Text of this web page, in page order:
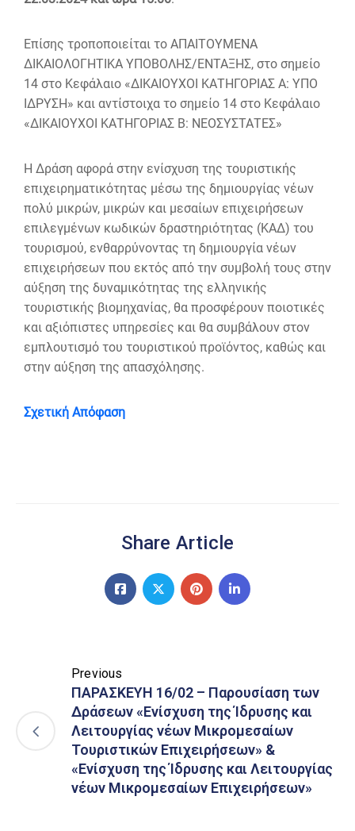
Επίσης τροποποιείται το ΑΠΑΙΤΟΥΜΕΝΑ
ΔΙΚΑΙΟΛΟΓΗΤΙΚΑ ΥΠΟΒΟΛΗΣ/ΕΝΤΑΞΗΣ, στο σημείο
14 στο Κεφάλαιο «ΔΙΚΑΙΟΥΧΟΙ ΚΑΤΗΓΟΡΙΑΣ Α: ΥΠΟ
ΙΔΡΥΣΗ» και αντίστοιχα το σημείο 14 στο Κεφάλαιο
«ΔΙΚΑΙΟΥΧΟΙ ΚΑΤΗΓΟΡΙΑΣ Β: ΝΕΟΣΥΣΤΑΤΕΣ»
Η Δράση αφορά στην ενίσχυση της τουριστικής
επιχειρηματικότητας μέσω της δημιουργίας νέων
πολύ μικρών, μικρών και μεσαίων επιχειρήσεων
επιλεγμένων κωδικών δραστηριότητας (ΚΑΔ) του
τουρισμού, ενθαρρύνοντας τη δημιουργία νέων
επιχειρήσεων που εκτός από την συμβολή τους στην
αύξηση της δυναμικότητας της ελληνικής
τουριστικής βιομηχανίας, θα προσφέρουν ποιοτικές
και αξιόπιστες υπηρεσίες και θα συμβάλουν στον
εμπλουτισμό του τουριστικού προϊόντος, καθώς και
στην αύξηση της απασχόλησης.
Σχετική Απόφαση
Share Article
Previous
ΠΑΡΑΣΚΕΥΗ 16/02 – Παρουσίαση των
Δράσεων «Ενίσχυση της Ίδρυσης και
Λειτουργίας νέων Μικρομεσαίων
Τουριστικών Επιχειρήσεων» &
«Ενίσχυση της Ίδρυσης και Λειτουργίας
νέων Μικρομεσαίων Επιχειρήσεων»